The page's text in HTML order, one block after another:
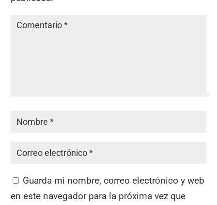
Guarda mi nombre, correo electrónico y web
en este navegador para la próxima vez que